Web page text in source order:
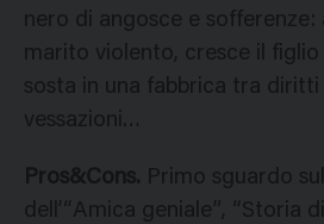
nero di angosce e sofferenze:
marito violento, cresce il figlio
sosta in una fabbrica tra
vessazioni…
Pros&Cons. Primo sguardo
dell’“Amica geniale”, “Storia